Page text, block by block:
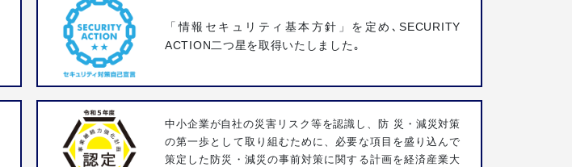
「情報セキュリティ基本方針」を定め､SECURITY
ACTION二つ星を取得いたしました｡
中小企業が自社の災害リスク等を認識し、防 災・減災対策
の第一歩として取り組むために、必要な項目を盛り込んで
策定した防災・減災の事前対策に関する計画を経済産業大